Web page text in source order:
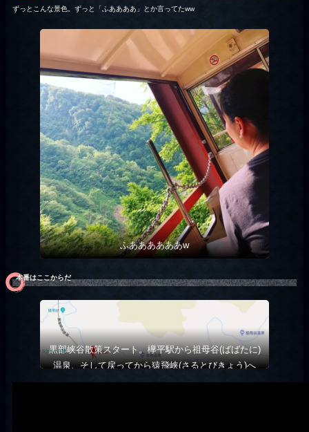
ずっとこんな景色。ずっと「ふああああ」とか言ってたww
ふああああああw
本番はここからだ
黒部峡谷散策スタート。欅平駅から祖母谷(ばばたに)
温泉、そして戻ってから猿飛峡(さるとびきょう)へ